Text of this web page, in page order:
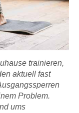
trainieren,
aktuell fast
Problem.
ums